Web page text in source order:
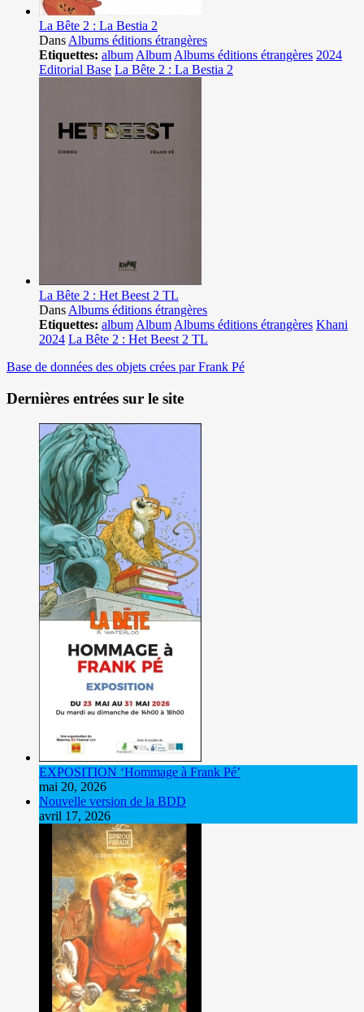
La Bête 2 : La Bestia 2
Dans Albums éditions étrangères
Etiquettes: album Album Albums éditions étrangères 2024
Editorial Base La Bête 2 : La Bestia 2
La Bête 2 : Het Beest 2 TL
Dans Albums éditions étrangères
Etiquettes: album Album Albums éditions étrangères Khani
2024 La Bête 2 : Het Beest 2 TL
Base de données des objets crées par Frank Pé
Dernières entrées sur le site
EXPOSITION ‘Hommage à Frank Pé’
mai 20, 2026
Nouvelle version de la BDD
avril 17, 2026